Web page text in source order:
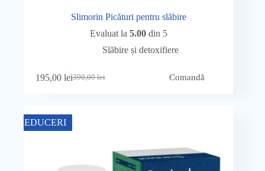
Slimorin Picături pentru slăbire
Evaluat la 5.00din 5
Slăbire și detoxifiere
390,00lei
Prețul
fost:
195,00 leiPrețul
195,00 lei.
Comandă
REDUCERI